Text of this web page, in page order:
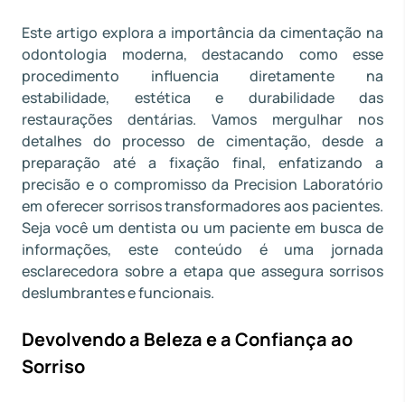
Este artigo explora a importância da cimentação na
odontologia moderna, destacando como esse
procedimento influencia diretamente na
estabilidade, estética e durabilidade das
restaurações dentárias. Vamos mergulhar nos
detalhes do processo de cimentação, desde a
preparação até a fixação final, enfatizando a
precisão e o compromisso da Precision Laboratório
em oferecer sorrisos transformadores aos pacientes.
Seja você um dentista ou um paciente em busca de
informações, este conteúdo é uma jornada
esclarecedora sobre a etapa que assegura sorrisos
deslumbrantes e funcionais.
Devolvendo a Beleza e a Confiança ao
Sorriso